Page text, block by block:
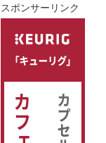
スポンサーリンク